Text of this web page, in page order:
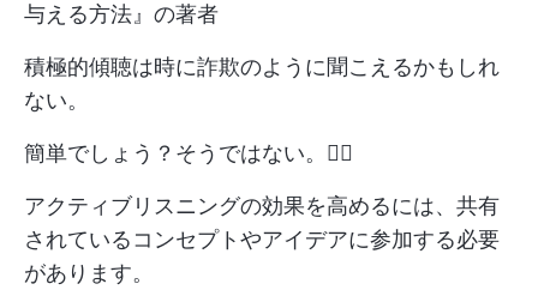
与える方法』の著者
積極的傾聴は時に詐欺のように聞こえるかもしれ
ない。
簡単でしょう？そうではない。😶‍🌫️
アクティブリスニングの効果を高めるには、共有
されているコンセプトやアイデアに参加する必要
があります。